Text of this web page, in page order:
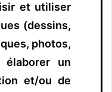
et utiliser
(dessins,
photos,
un
et/ou de